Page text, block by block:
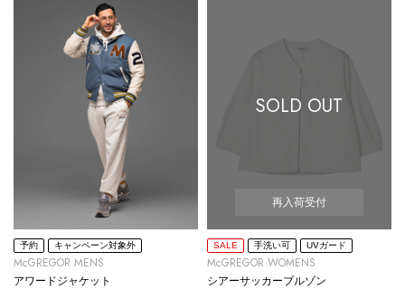
予約 キャンペーン対象外
McGREGOR MENS
アワードジャケット
SOLD OUT
再入荷受付
SALE 手洗い可 UVガード
McGREGOR WOMENS
シアーサッカーブルゾン